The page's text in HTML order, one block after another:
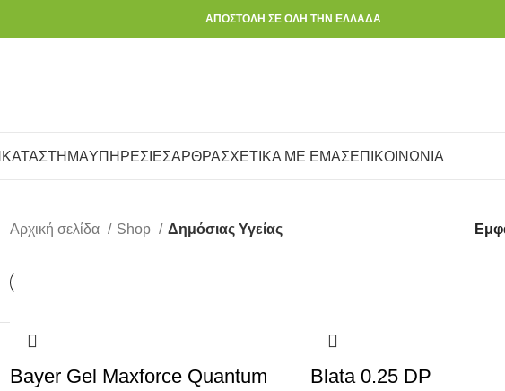
ΑΠΟΣΤΟΛΗ ΣΕ ΟΛΗ ΤΗΝ ΕΛΛΑΔΑ
ΚΑΤΑΣΤΗΜΑΥΠΗΡΕΣΙΕΣΑΡΘΡΑΣΧΕΤΙΚΑ ΜΕ ΕΜΑΣΕΠΙΚΟΙΝΩΝΙΑ
Αρχική σελίδα Shop Δημόσιας Υγείας
Bayer Gel Maxforce Quantum
Blata 0.25 DP